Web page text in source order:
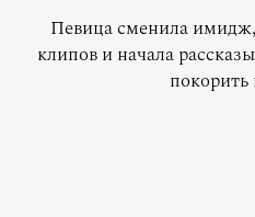
Певица сменила
клипов и начала